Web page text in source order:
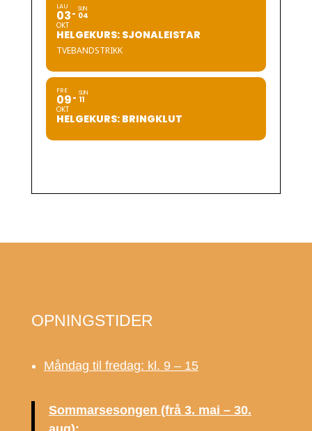
LAU
03
OKT
SUN
04
HELGEKURS: SJONALEISTAR
TVEBANDSTRIKK
FRE
09
OKT
SUN
11
HELGEKURS: BRINGKLUT
OPNINGSTIDER
Måndag til fredag: kl. 9 – 15
Sommarsesongen (frå 3. mai – 30.